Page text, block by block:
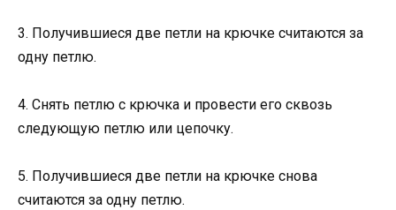
3. Получившиеся две петли на крючке считаются за
одну петлю.
4. Снять петлю с крючка и провести его сквозь
следующую петлю или цепочку.
5. Получившиеся две петли на крючке снова
считаются за одну петлю.